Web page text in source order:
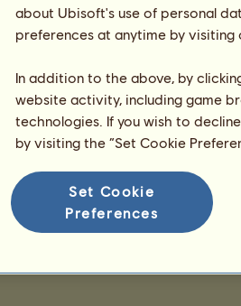
about Ubisoft's use of personal
preferences at anytime by
In addition to the above, by
website activity, including game
technologies. If you wish to
by visiting the “Set Cookie
Set Cookie
Preferences